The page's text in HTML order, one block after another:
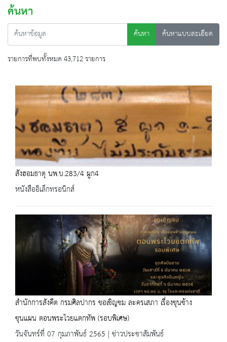
ค้นหา
ค้นหา
ค้นหาแบบละเอียด
รายการที่พบทั้งหมด 43,712 รายการ
สังฮอมธาตุ นพ.บ.283/4 ผูก4
หนังสืออิเล็กทรอนิกส์
สำนักการสังคีต กรมศิลปากร ขอเชิญชม ละครเสภา เรื่องขุนช้าง
ขุนแผน ตอนพระไวยแตกทัพ (รอบพิเศษ)
วันจันทร์ที่ 07 กุมภาพันธ์ 2565 | ข่าวประชาสัมพันธ์